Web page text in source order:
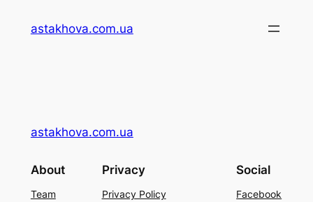
astakhova.com.ua
astakhova.com.ua
About
Team
Privacy
Privacy Policy
Social
Facebook